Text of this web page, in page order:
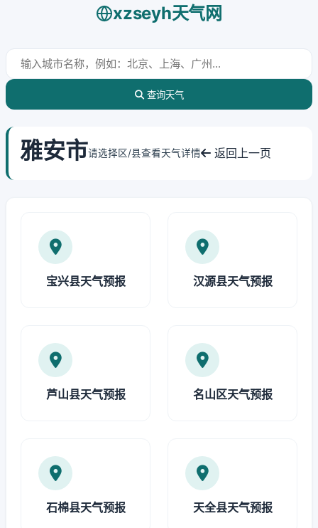
xzseyh天气网
查询天气
雅安市请选择区/县查看天气详情 返回上一页
宝兴县天气预报 汉源县天气预报
芦山县天气预报 名山区天气预报
石棉县天气预报 天全县天气预报